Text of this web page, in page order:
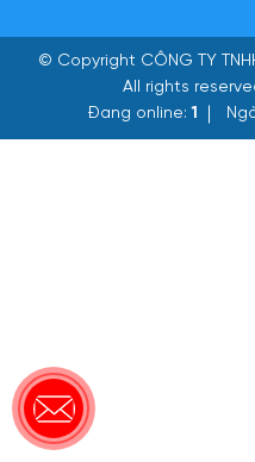
© Copyright CÔNG TY
All rights
Đang online:1